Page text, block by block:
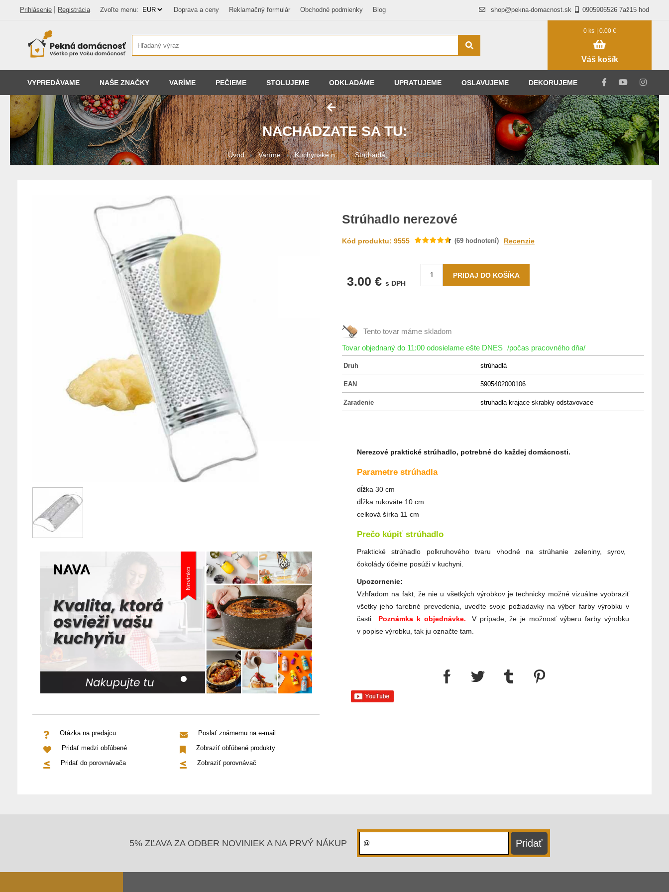
Prihlásenie Registrácia Zvoľte menu: Doprava a ceny Reklamačný formulár Obchodné podmienky Blog 0905906526 7až15 hod
shop@pekna-domacnost.sk
0 ks | 0.00 €
Váš košík
VYPREDÁVAME NAŠE ZNAČKY VARÍME PEČIEME STOLUJEME ODKLADÁME UPRATUJEME OSLAVUJEME DEKORUJEME
NACHÁDZATE SA TU:
Úvod Varíme Kuchynské n... Strúhadlá,... Strúhadlo n...
Otázka na predajcu
Poslať známemu na e-mail
Pridať medzi obľúbené
Zobraziť obľúbené produkty
Pridať do porovnávača
Zobraziť porovnávač
Strúhadlo nerezové
Kód produktu: 9555 (69 hodnotení) Recenzie
3.00 € s DPH
Tento tovar máme skladom
Tovar objednaný do 11:00 odosielame ešte DNES /počas pracovného dňa/
Druh strúhadlá
EAN 5905402000106
Zaradenie struhadla krajace skrabky odstavovace
Nerezové praktické strúhadlo, potrebné do každej domácnosti.
Parametre strúhadla
dĺžka 30 cm
dĺžka rukoväte 10 cm
celková šírka 11 cm
Prečo kúpiť strúhadlo
Praktické strúhadlo polkruhového tvaru vhodné na strúhanie zeleniny, syrov,
čokolády účelne posúži v kuchyni.
Upozornenie:
Vzhľadom na fakt, že nie u všetkých výrobkov je technicky možné vizuálne vyobraziť
všetky jeho farebné prevedenia, uveďte svoje požiadavky na výber farby výrobku v
časti Poznámka k objednávke.
V prípade, že je možnosť výberu farby výrobku
v popise výrobku, tak ju označte tam.
5% ZĽAVA ZA ODBER NOVINIEK A NA PRVÝ NÁKUP